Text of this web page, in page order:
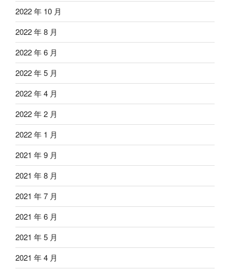
2022 年 10 月
2022 年 8 月
2022 年 6 月
2022 年 5 月
2022 年 4 月
2022 年 2 月
2022 年 1 月
2021 年 9 月
2021 年 8 月
2021 年 7 月
2021 年 6 月
2021 年 5 月
2021 年 4 月